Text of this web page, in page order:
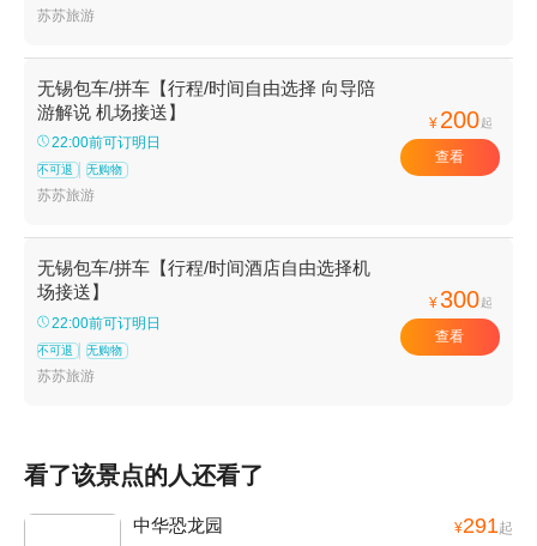
+无锡太悦温泉+无锡动物园（太湖欢乐园）+江
大酒店观光区+太湖之星摩天轮+中国宜兴陶瓷博
物馆+江阴文庙+惠山寺+清名桥+宜兴竹海楼外
楼农庄+灵山胜境+无锡农博园+惠山古镇景区
+无锡影都华莱坞+荡口古镇+宜兴特色美食-竹海
地）+崇安寺游乐场+宜兴丹凤楼农家乐+宜兴阳
羡湖农家乐+宜兴竹海青梅竹马农家乐+宜兴合家
欢乐园+宜兴竹海湾农家乐+善卷洞新宝盛酒店
+宜兴竹海九九楼农家土菜馆+无锡海洋馆+江阴
市体育中心+无锡市体育中心+宜兴市体育中心篮
小镇·拈花湾+无锡太湖游船+无锡本地玩乐+无锡
中心+中视无锡影视基地+宜兴玉龙潭油纸伞文化
苏苏旅游
无锡包车/拼车【行程/时间自由选择 向导陪
游解说 机场接送】
22:00前可订明日
不可退 无购物
苏苏旅游
¥ 200起
查看
无锡包车/拼车【行程/时间酒店自由选择机
场接送】
22:00前可订明日
不可退 无购物
苏苏旅游
¥300起
查看
看了该景点的人还看了
中华恐龙园 ¥291起